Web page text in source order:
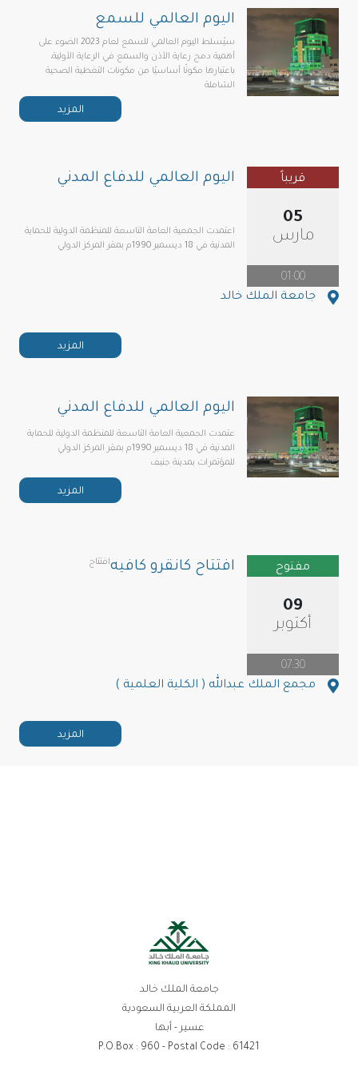
اليوم العالمي للسمع
سيُسلط اليوم العالمي للسمع لعام 2023 الضوء على
أهمية دمج رعاية الأذن والسمع في الرعاية الأولية،
باعتبارها مكونًا أساسيًا من مكونات التغطية الصحية
الشاملة
المزيد
قريباً
05
مارس
01:00
اليوم العالمي للدفاع المدني
اعتمدت الجمعية العامة التاسعة للمنظمة الدولية للحماية
المدنية في 18 ديسمبر 1990م بمقر المركز الدولي
جامعة الملك خالد
المزيد
اليوم العالمي للدفاع المدني
عتمدت الجمعية العامة التاسعة للمنظمة الدولية للحماية
المدنية في 18 ديسمبر 1990م بمقر المركز الدولي
للمؤتمرات بمدينة جنيف
المزيد
مفتوح
09
أكتوبر
07:30
افتتاح كانقرو كافيهافتتاح
مجمع الملك عبدالله ( الكلية العلمية )
المزيد
جامعة الملك خالد
المملكة العربية السعودية
عسير - أبها
P.O.Box : 960 - Postal Code : 61421